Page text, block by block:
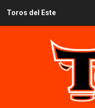
Toros del Este